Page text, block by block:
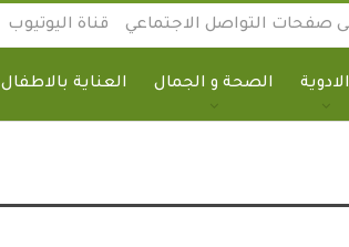
صفحات التواصل الاجتماعي قناة اليوتيوب
الادوية الصحة و الجمال العناية بالاطفال